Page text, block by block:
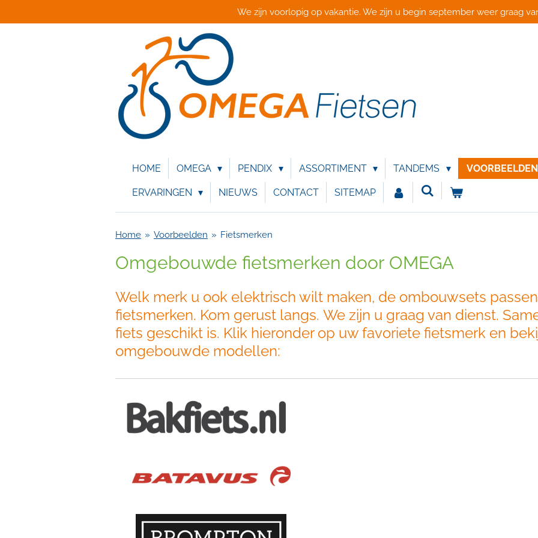
direct
We zijn voorlopig op vakantie. We zijn u begin september weer graag
HOME OMEGA PENDIX ASSORTIMENT TANDEMS
ERVARINGEN NIEUWS CONTACT SITEMAP
Home » Voorbeelden » Fietsmerken
Omgebouwde fietsmerken door OMEGA
Welk merk u ook elektrisch wilt maken, de ombouwsets
fietsmerken. Kom gerust langs. We zijn u graag van dienst.
fiets geschikt is. Klik hieronder op uw favoriete fietsmerk en
omgebouwde modellen: